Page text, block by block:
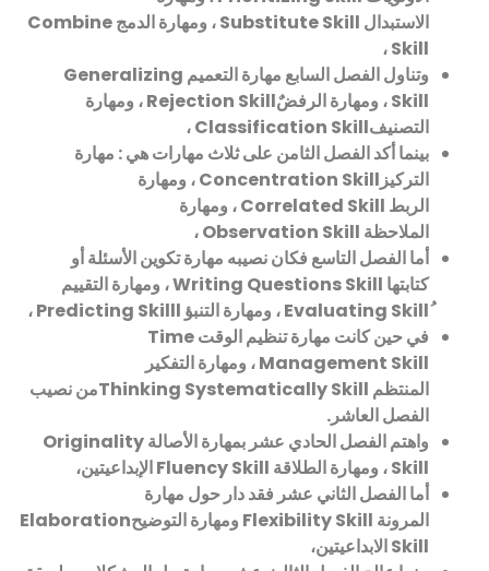
الاستبدال
، ومهارة الدمجCombine
Skill،
وتناول الفصل السابع مهارة التعميم Generalizing
Skill، ومهارة الرفضٌRejection Skill، ومهارة
التصنيفClassification Skill،
بينما أكد الفصل الثامن على ثلاث مهارات هي : مهارة
التركيزConcentration Skill، ومهارة
الربط
، ومهارة
الملاحظة
،
أما الفصل التاسع فكان نصيبه مهارة تكوين الأسئلة أو
كتابتها
، ومهارة التقييم
Evaluating Skill، ومهارة التنبؤ
،
في حين كانت مهارة تنظيم الوقتTime
Management Skill، ومهارة التفكير
المنتظم
من نصيب
الفصل العاشر.
واهتم الفصل الحادي عشر بمهارة الأصالةOriginality
Skill، ومهارة الطلاقة
الإبداعيتين،
أما الفصل الثاني عشر فقد دار حول مهارة
المرونة
ومهارة التوضيحElaboration
Skillالابداعيتين،